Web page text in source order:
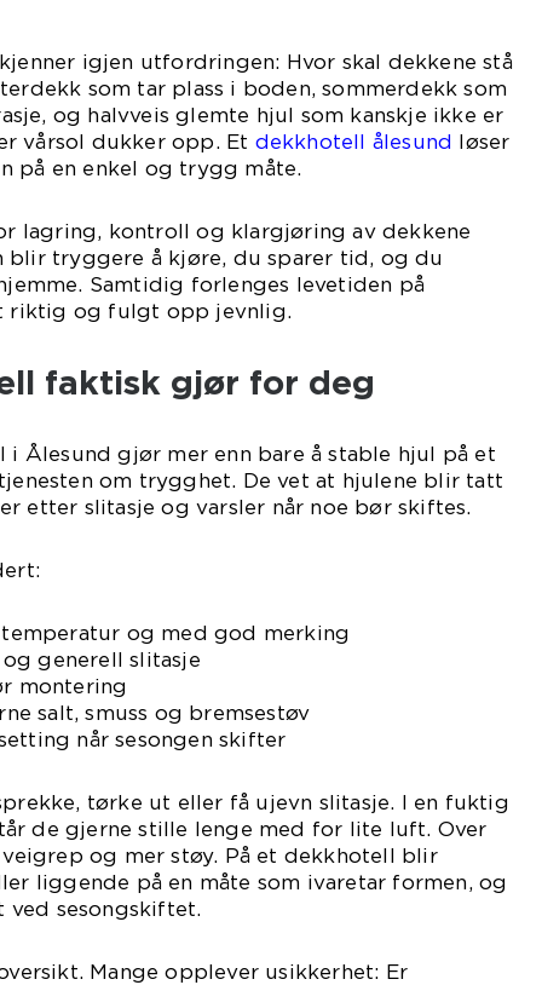
igjen utfordringen: Hvor skal dekkene stå
som tar plass i boden, sommerdekk som
og halvveis glemte hjul som kanskje ikke er
vårsol dukker opp. Et dekkhotell ålesund løser
på en enkel og trygg måte.
lagring, kontroll og klargjøring av dekkene
blir tryggere å kjøre, du sparer tid, og du
Samtidig forlenges levetiden på
riktig og fulgt opp jevnlig.
faktisk gjør for deg
Ålesund gjør mer enn bare å stable hjul på et
om trygghet. De vet at hjulene blir tatt
etter slitasje og varsler når noe bør skiftes.
og med god merking
generell slitasje
montering
salt, smuss og bremsestøv
når sesongen skifter
tørke ut eller få ujevn slitasje. I en fuktig
de gjerne stille lenge med for lite luft. Over
og mer støy. På et dekkhotell blir
liggende på en måte som ivaretar formen, og
sesongskiftet.
Mange opplever usikkerhet: Er